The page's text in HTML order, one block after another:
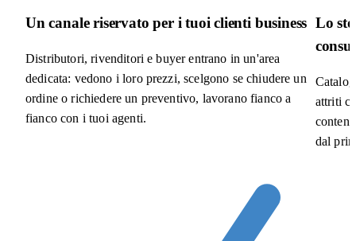
Un canale riservato per i tuoi clienti business
Distributori, rivenditori e buyer entrano in un'area
dedicata: vedono i loro prezzi, scelgono se chiudere un
ordine o richiedere un preventivo, lavorano fianco a
fianco con i tuoi agenti.
Lo
attriti
dal